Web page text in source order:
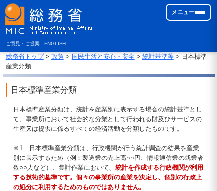
ご意見・ご提案 ENGLISH
メニュー
総務省トップ> 政策> 国民生活と安心・安全> 統計基準等> 日本標準
産業分類
日本標準産業分類
日本標準産業分類は、統計を産業別に表示する場合の統計基準とし
て、事業所において社会的な分業として行われる財及びサービスの
生産又は提供に係るすべての経済活動を分類したものです。
※1 日本標準産業分類は、行政機関が行う統計調査の結果を産業
別に表示するため（例：製造業の売上高○○円、情報通信業の就業者
数○○人など）、集計作業において、 統計を作成する行政機関が利用
する技術的基準です。個々の事業所の産業を決定し、個別の行政上
の処分に利用するためのものではありません。